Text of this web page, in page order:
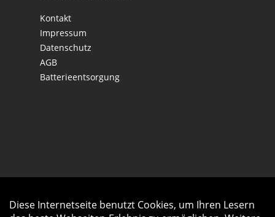
Kontakt
Impressum
Datenschutz
AGB
Batterieentsorgung
Diese Internetseite benutzt Cookies, um Ihren Lesern
Auftrag widerrufen